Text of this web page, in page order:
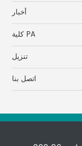
أخبار
كلية PA
تنزيل
اتصل بنا